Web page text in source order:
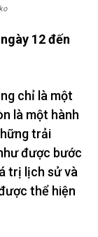
12 đến
chỉ là một
là một hành
trải
được bước
trị lịch sử và
thể hiện